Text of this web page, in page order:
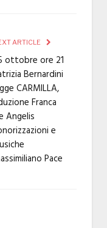
ARTICLE
ottobre ore 21
Bernardini
CARMILLA,
Franca
Angelis
e
Pace